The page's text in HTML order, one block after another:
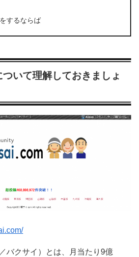
するならば
いて理解しておきましょ
バクサイ）とは、
月当たり9億